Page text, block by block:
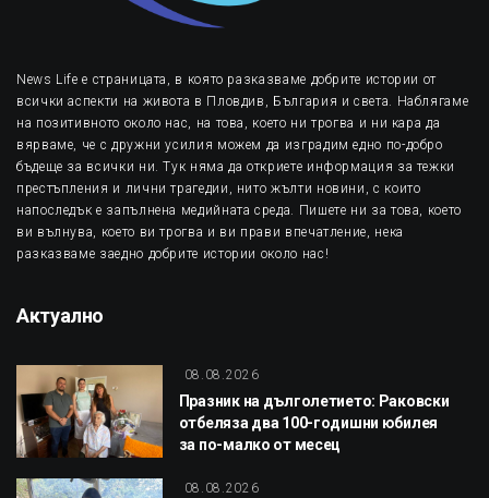
News Life е страницата, в която разказваме добрите истории от
всички аспекти на живота в Пловдив, България и света. Наблягаме
на позитивното около нас, на това, което ни трогва и ни кара да
вярваме, че с дружни усилия можем да изградим едно по-добро
бъдеще за всички ни. Тук няма да откриете информация за тежки
престъпления и лични трагедии, нито жълти новини, с които
напоследък е запълнена медийната среда. Пишете ни за това, което
ви вълнува, което ви трогва и ви прави впечатление, нека
разказваме заедно добрите истории около нас!
Актуално
08.08.2026
Празник на дълголетието: Раковски
отбеляза два 100-годишни юбилея
за по-малко от месец
08.08.2026